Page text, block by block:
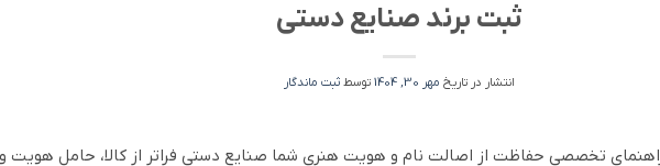
ثبت برند صنایع دستی
انتشار در تاریخ مهر 30, 1404 توسطثبت ماندگار
تخصصی حفاظت از اصالت نام و هویت هنری شما صنایع دستی فراتر از کالا، حامل هویت و